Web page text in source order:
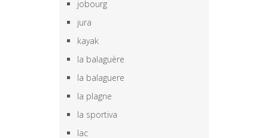
jobourg
jura
kayak
la balaguère
la balaguere
la plagne
la sportiva
lac